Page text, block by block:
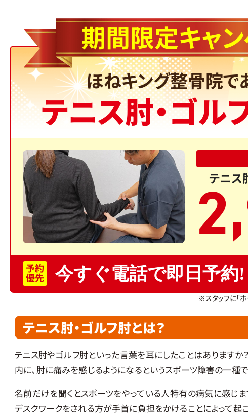
期間限定キャ
ほねキング整骨院で
テニス肘・ゴル
テニス
2,
予約
優先 今すぐ電話で即日予約!
※スタッフに「
テニス肘・ゴルフ肘とは？
テニス肘やゴルフ肘といった言葉を耳にしたことはありますか
内に、肘に痛みを感じるようになるというスポーツ障害の一種で
名前だけを聞くとスポーツをやっている人特有の病気に感じま
デスクワークをされる方が手首に負担をかけることによって起